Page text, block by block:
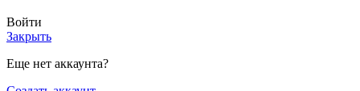
Войти
Закрыть
Еще нет аккаунта?